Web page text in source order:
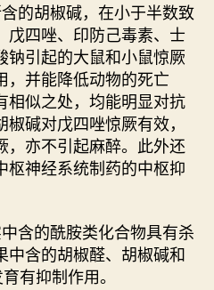
的胡椒碱，在小于半数致
戊四唑、印防己毒素、士
钠引起的大鼠和小鼠惊厥
，并能降低动物的死亡
相似之处，均能明显对抗
碱对戊四唑惊厥有效，
，亦不引起麻醉。此外还
枢神经系统制药的中枢抑
含的酰胺类化合物具有杀
中含的胡椒醛、胡椒碱和
有抑制作用。